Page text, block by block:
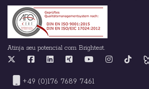
Atinja seu potencial com Brightest.
+49 (0)176 7689 7461